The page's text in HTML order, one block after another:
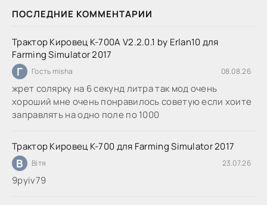
ПОСЛЕДНИЕ КОММЕНТАРИИ
Трактор Кировец К-700А V2.2.0.1 by Erlan10 для
Farming Simulator 2017
Г Гость misha 08.08.26
жрет солярку на 6 секунд литра так мод очень
хороший мне очень понравилось советую если хоите
заправлять на одно поле по 1000
Трактор Кировец К-700 для Farming Simulator 2017
В Вітя 23.07.26
9руіv79